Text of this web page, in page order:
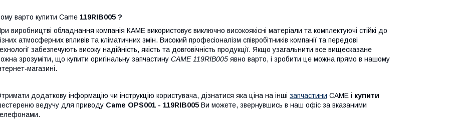
варто купити Came 119RIB005 ?
виробництві обладнання компанія КАМЕ використовує виключно високоякісні матеріали та комплектуючі стійкі до
атмосферних впливів та кліматичних змін. Високий професіоналізм співробітників компанії та передові
забезпечують високу надійність, якість та довговічність продукції. Якщо узагальнити все вищесказане
зрозуміти, що купити оригінальну запчастину САМЕ 119RIB005 явно варто, і зробити це можна прямо в нашому
магазині.
додаткову інформацію чи інструкцію користувача, дізнатися яка ціна на інші запчастини CAME і купити
ведучу для приводу Came OPS001 - 119RIB005 Ви можете, звернувшись в наш офіс за вказаними